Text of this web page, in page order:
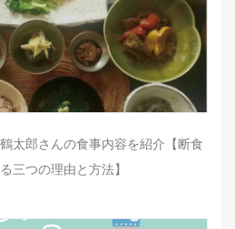
太郎さんの食事内容を紹介【断食
三つの理由と方法】